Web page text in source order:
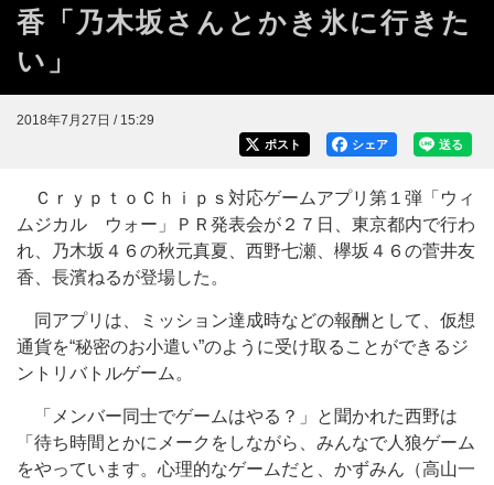
香「乃木坂さんとかき氷に行きた
い」
2018年7月27日 / 15:29
送る
シェア
ポスト
ＣｒｙｐｔｏＣｈｉｐｓ対応ゲームアプリ第１弾「ウィ
ムジカル ウォー」ＰＲ発表会が２７日、東京都内で行わ
れ、乃木坂４６の秋元真夏、西野七瀬、欅坂４６の菅井友
香、長濱ねるが登場した。
同アプリは、ミッション達成時などの報酬として、仮想
通貨を“秘密のお小遣い”のように受け取ることができるジ
ントリバトルゲーム。
「メンバー同士でゲームはやる？」と聞かれた西野は
「待ち時間とかにメークをしながら、みんなで人狼ゲーム
をやっています。心理的なゲームだと、かずみん（高山一